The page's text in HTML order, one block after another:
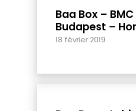
Baa Box – BMC
Budapest –
18 février 2019